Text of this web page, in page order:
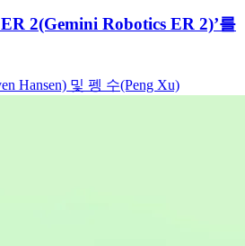
2(Gemini Robotics ER 2)’를
Hansen) 및 펭 수(Peng Xu)